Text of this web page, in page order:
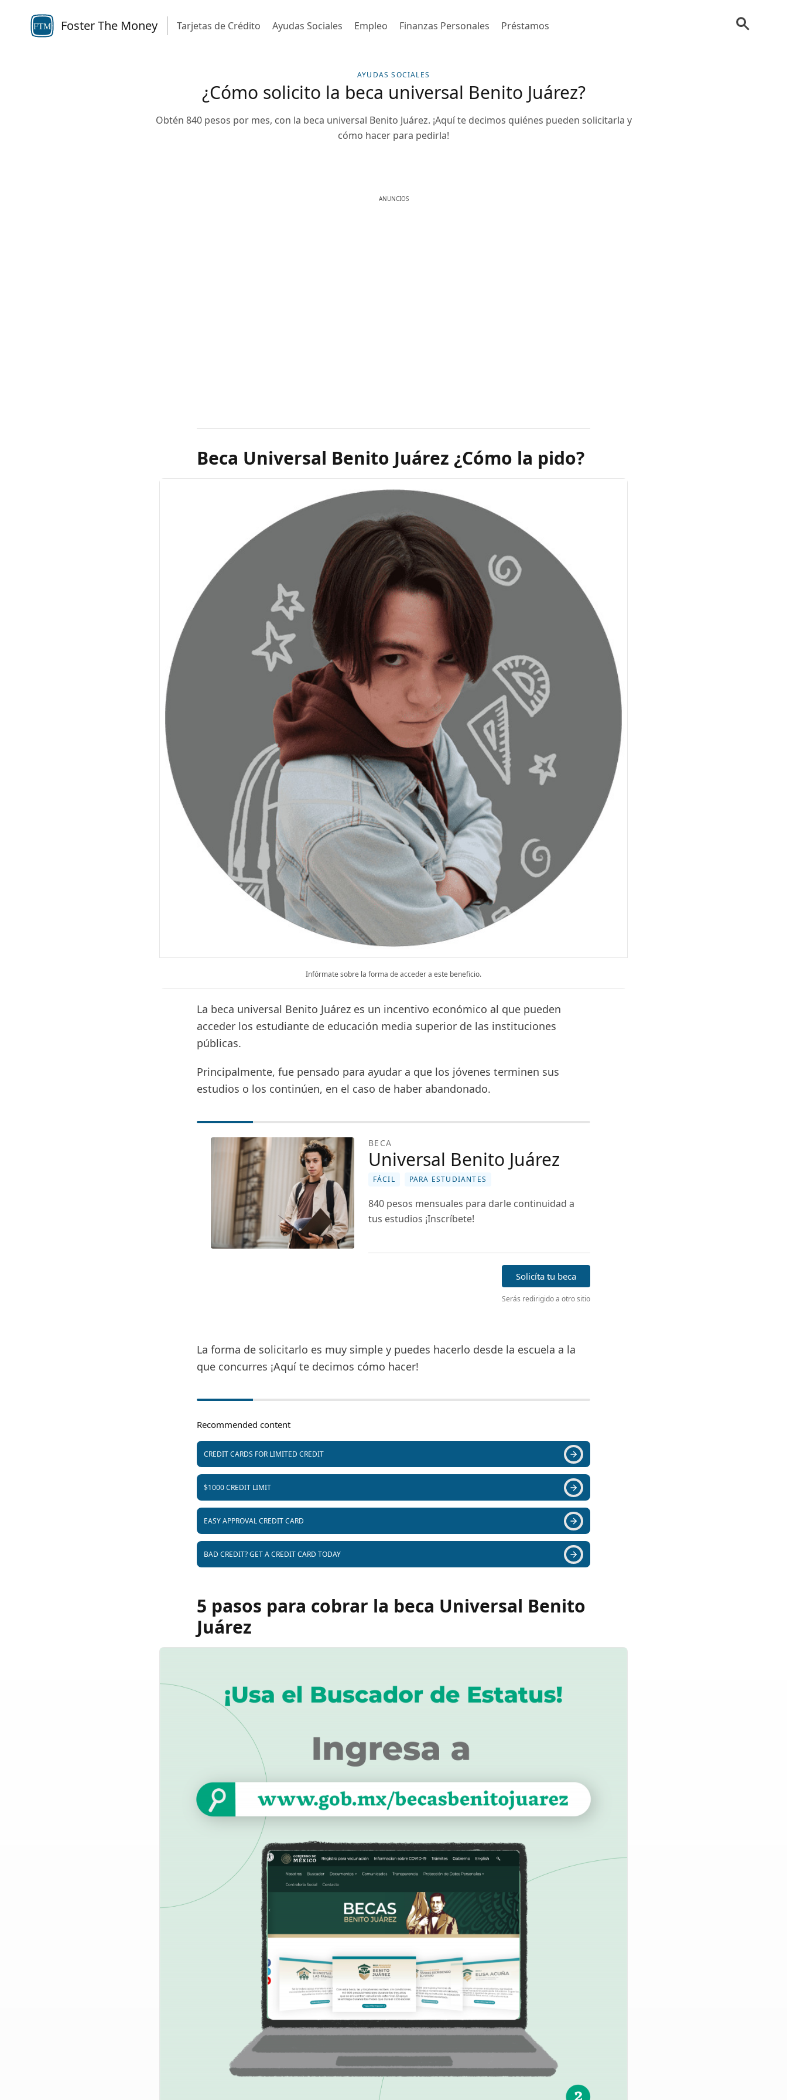
FTM Foster The Money Tarjetas de Crédito Ayudas Sociales Empleo Finanzas Personales Préstamos
AYUDAS SOCIALES
¿Cómo solicito la beca universal Benito Juárez?
Obtén 840 pesos por mes, con la beca universal Benito Juárez. ¡Aquí te decimos quiénes pueden solicitarla y
cómo hacer para pedirla!
ANUNCIOS
Beca Universal Benito Juárez ¿Cómo la pido?
Infórmate sobre la forma de acceder a este beneficio.
La beca universal Benito Juárez es un incentivo económico al que pueden
acceder los estudiante de educación media superior de las instituciones
públicas.
Principalmente, fue pensado para ayudar a que los jóvenes terminen sus
estudios o los continúen, en el caso de haber abandonado.
BECA
Universal Benito Juárez
FÁCIL PARA ESTUDIANTES
840 pesos mensuales para darle continuidad a
tus estudios ¡Inscríbete!
Solicíta tu beca
Serás redirigido a otro sitio
La forma de solicitarlo es muy simple y puedes hacerlo desde la escuela a la
que concurres ¡Aquí te decimos cómo hacer!
Recommended content
CREDIT CARDS FOR LIMITED CREDIT
$1000 CREDIT LIMIT
EASY APPROVAL CREDIT CARD
BAD CREDIT? GET A CREDIT CARD TODAY
5 pasos para cobrar la beca Universal Benito
Juárez